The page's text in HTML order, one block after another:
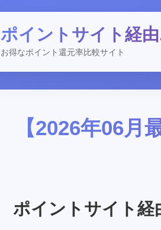
ポイントサイト経
お得なポイント還元率比較サイト
【2026年06
ポイントサイト経